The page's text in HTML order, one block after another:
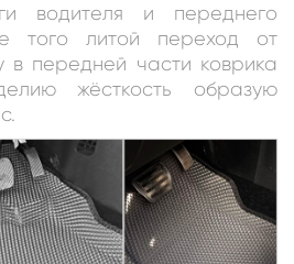
водителя и переднего
того литой переход от
в передней части коврика
жёсткость образую